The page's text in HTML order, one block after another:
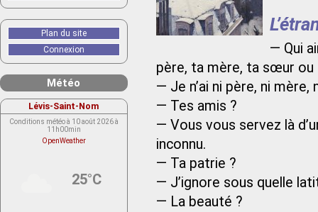
— Qui
père, ta mère, ta sœur
— Je n’ai ni père, ni
— Tes amis ?
— Vous vous servez là
inconnu.
— Ta patrie ?
— J’ignore sous quelle
— La beauté ?
Plan du site
Connexion
Météo
Lévis-Saint-Nom
Conditions météo à 10 août 2026 à
11h00min
OpenWeather
25°C